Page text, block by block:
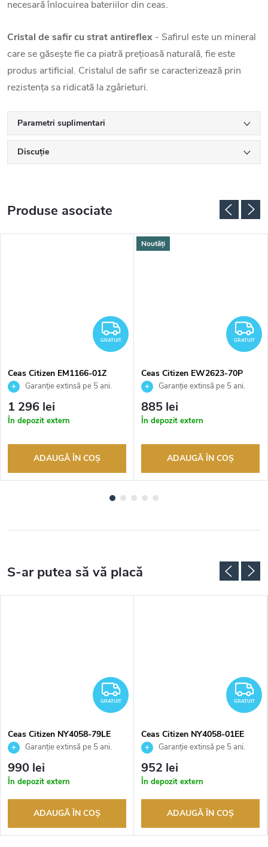
necesară înlocuirea bateriilor din ceas.
Cristal de safir cu strat antireflex - Safirul este un mineral
care se găsește fie ca piatră prețioasă naturală, fie este
produs artificial. Cristalul de safir se caracterizează prin
rezistența sa ridicată la zgârieturi.
Parametri suplimentari
Discuţie
Produse asociate
GRATUIT
GRATUIT
Ceas Citizen EM1166-01Z
Garanție extinsă pe 5 ani.
Până la 100 de zile pentru
returnarea bunurilor. Vânzător
autorizat
1 296 lei
În depozit extern
ADAUGĂ ÎN COŞ
Noutăți
GRATUIT
Ceas Citizen EW2623-70P
Garanție extinsă pe 5 ani.
Până la 100 de zile pentru
returnarea bunurilor. Vânzător
autorizat
885 lei
În depozit extern
ADAUGĂ ÎN COŞ
GRATUIT
GRATUIT
Ceas Citizen NY4058-79LE
Garanție extinsă pe 5 ani.
Până la 100 de zile pentru
returnarea bunurilor. Vânzător
autorizat
990 lei
În depozit extern
ADAUGĂ ÎN COŞ
GRATUIT
Ceas Citizen NY4058-01EE
Garanție extinsă pe 5 ani.
Până la 100 de zile pentru
returnarea bunurilor. Vânzător
autorizat
952 lei
În depozit extern
ADAUGĂ ÎN COŞ